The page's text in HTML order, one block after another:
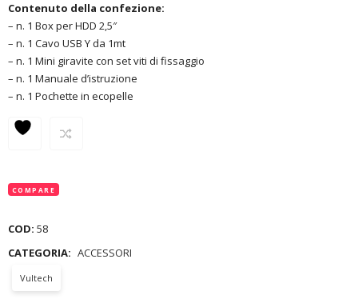
Contenuto della confezione:
– n. 1 Box per HDD 2,5″
– n. 1 Cavo USB Y da 1mt
– n. 1 Mini giravite con set viti di fissaggio
– n. 1 Manuale d’istruzione
– n. 1 Pochette in ecopelle
COMPARE
COD: 58
CATEGORIA: ACCESSORI
Vultech